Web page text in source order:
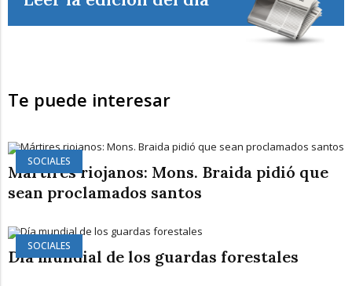
Te puede interesar
SOCIALES
Mártires riojanos: Mons. Braida pidió que
sean proclamados santos
SOCIALES
Día mundial de los guardas forestales